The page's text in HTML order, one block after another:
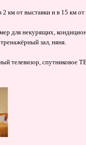
2 км от выставки и в 15 км от
для некурящих,
зал, няня.
телевизор, спутниковое